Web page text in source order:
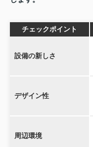
チェックポイント
設備の新しさ
デザイン性
周辺環境